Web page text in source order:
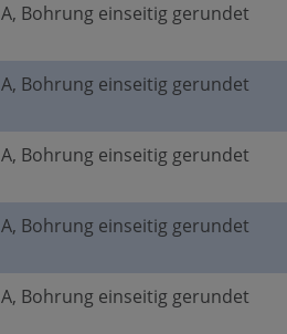
A, Bohrung einseitig gerundet
A, Bohrung einseitig gerundet
A, Bohrung einseitig gerundet
A, Bohrung einseitig gerundet
A, Bohrung einseitig gerundet